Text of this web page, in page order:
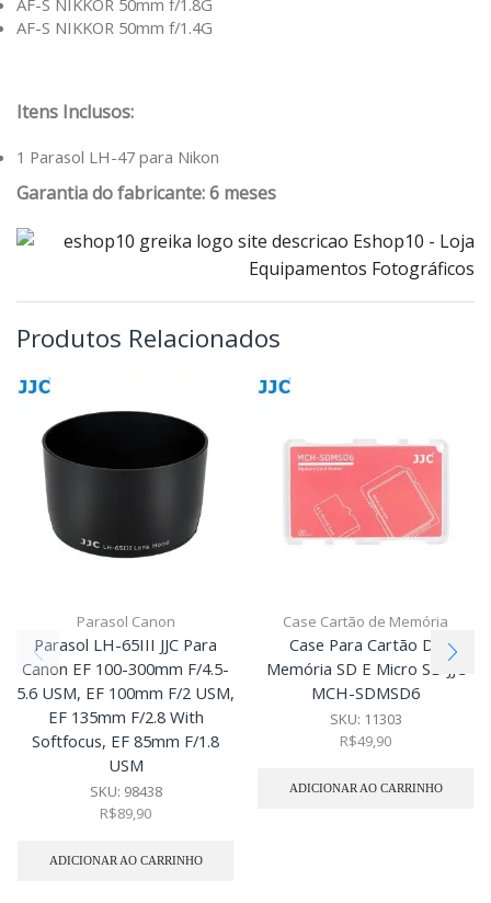
AF-S NIKKOR 50mm f/1.4G
Itens Inclusos:
1 Parasol LH-47 para Nikon
Garantia do fabricante: 6 meses
Produtos Relacionados
Parasol Canon
Parasol LH-65III JJC Para
Canon EF 100-300mm F/4.5-
5.6 USM, EF 100mm F/2 USM,
EF 135mm F/2.8 With
Softfocus, EF 85mm F/1.8
USM
SKU: 98438
R$89,90
ADICIONAR AO CARRINHO
Case Cartão de Memória
Case Para Cartão De
Memória SD E Micro SD JJC
MCH-SDMSD6
SKU: 11303
R$49,90
ADICIONAR AO CARRINHO